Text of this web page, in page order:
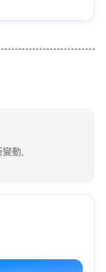
動，